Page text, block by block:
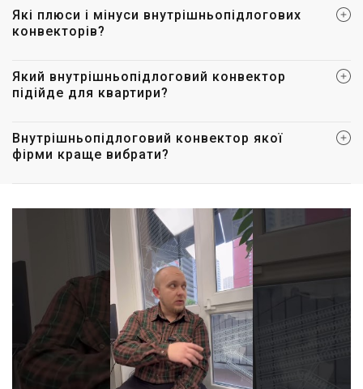
Які плюси і мінуси внутрішньопідлогових
конвекторів?
Який внутрішньопідлоговий конвектор
підійде для квартири?
Внутрішньопідлоговий конвектор якої
фірми краще вибрати?